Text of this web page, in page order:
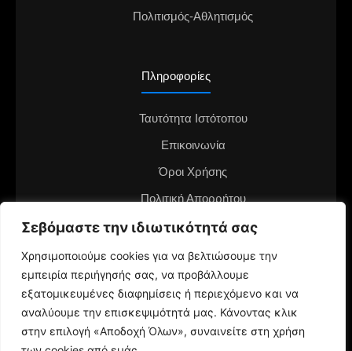
Σεβόμαστε την ιδιωτικότητά σας
Χρησιμοποιούμε cookies για να βελτιώσουμε την
εμπειρία περιήγησής σας, να προβάλλουμε
εξατομικευμένες διαφημίσεις ή περιεχόμενο και να
αναλύουμε την επισκεψιμότητά μας. Κάνοντας κλικ
στην επιλογή «Αποδοχή Όλων», συναινείτε στη χρήση
Πολιτισμός-Αθλητισμός
Πληροφορίες
Ταυτότητα Ιστότοπου
Επικοινωνία
Όροι Χρήσης
Πολιτική Απορρήτου
Διαφημιστείτε στο notianea.gr
Γίνε ο ανταποκριτής στην περιοχή σου